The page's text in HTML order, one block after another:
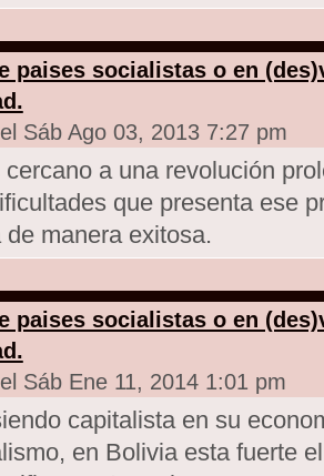
paises socialistas o en
Sáb Ago 03, 2013 7:27 pm
a una revolución
que presenta ese
manera exitosa.
paises socialistas o en
Sáb Ene 11, 2014 1:01 pm
capitalista en su
en Bolivia esta fuerte